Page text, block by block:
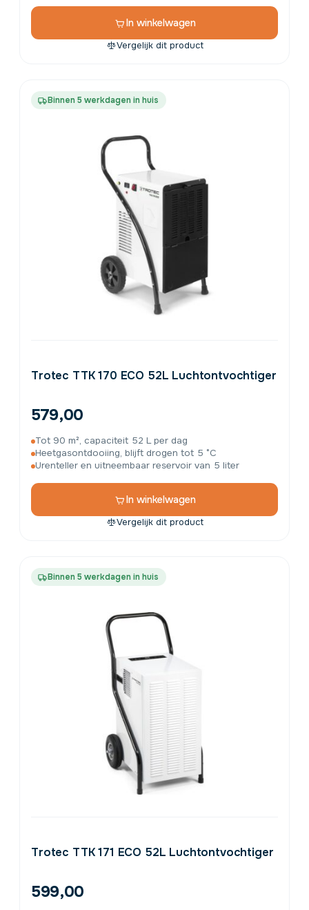
In winkelwagen
Vergelijk dit product
Binnen 5 werkdagen in huis
Trotec TTK 170 ECO 52L Luchtontvochtiger
579,00
Tot 90 m², capaciteit 52 L per dag
Heetgasontdooiing, blijft drogen tot 5 °C
Urenteller en uitneembaar reservoir van 5 liter
In winkelwagen
Vergelijk dit product
Binnen 5 werkdagen in huis
Trotec TTK 171 ECO 52L Luchtontvochtiger
599,00